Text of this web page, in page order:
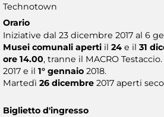
Technotown
Orario
Iniziative dal 23 dicembre 2017 al 6
Musei comunali aperti il 24 e il 31
ore 14.00, tranne il MACRO Testaccio.
2017 e il 1° gennaio 2018.
Martedì 26 dicembre 2017 aperti
Biglietto d'ingresso